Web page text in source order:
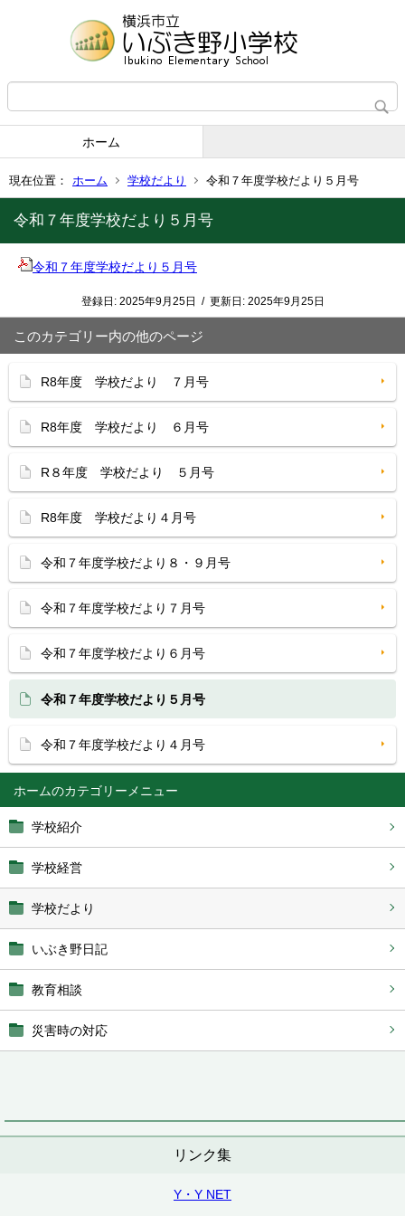
ホーム
現在位置： ホーム 学校だより 令和７年度学校だより５月号
ホーム
学校紹介
学校経営
学校だより
いぶき野日記
教育相談
災害時の対応
リンク集
Y・Y NET
令和７年度学校だより５月号
令和７年度学校だより５月号
登録日: 2025年9月25日 / 更新日: 2025年9月25日
このカテゴリー内の他のページ
R8年度 学校だより ７月号
R8年度 学校だより ６月号
R８年度 学校だより ５月号
R8年度 学校だより４月号
令和７年度学校だより８・９月号
令和７年度学校だより７月号
令和７年度学校だより６月号
令和７年度学校だより５月号
令和７年度学校だより４月号